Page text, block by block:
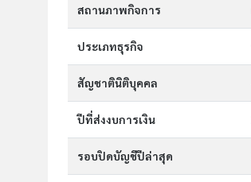
สถานภาพกิจการ
ประเภทธุรกิจ
สัญชาตินิติบุคคล
ปีที่ส่งงบการเงิน
รอบปิดบัญชีปีล่าสุด